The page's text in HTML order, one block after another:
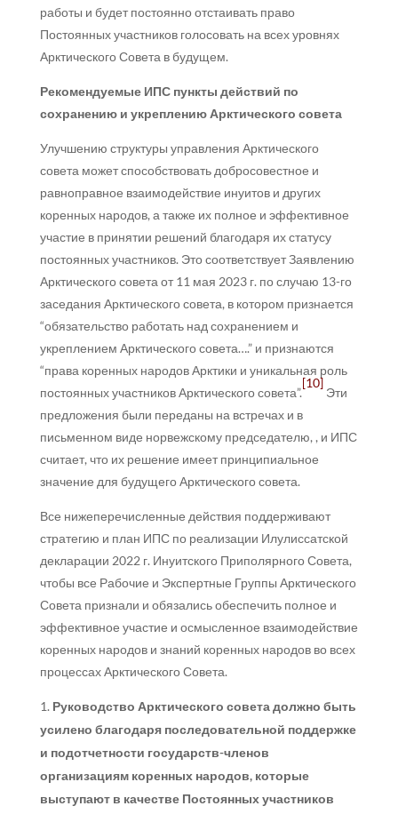
работы и будет постоянно отстаивать право
Постоянных участников голосовать на всех уровнях
Арктического Совета в будущем.
Рекомендуемые ИПС пункты действий по
сохранению и укреплению Арктического совета
Улучшению структуры управления Арктического
совета может способствовать добросовестное и
равноправное взаимодействие инуитов и других
коренных народов, а также их полное и эффективное
участие в принятии решений благодаря их статусу
постоянных участников. Это соответствует Заявлению
Арктического совета от 11 мая 2023 г. по случаю 13-го
заседания Арктического совета, в котором признается
“обязательство работать над сохранением и
укреплением Арктического совета….” и признаются
“права коренных народов Арктики и уникальная роль
постоянных участников Арктического совета”.
[10]
Эти
предложения были переданы на встречах и в
письменном виде норвежскому председателю, , и ИПС
считает, что их решение имеет принципиальное
значение для будущего Арктического совета.
Все нижеперечисленные действия поддерживают
стратегию и план ИПС по реализации Илулиссатской
декларации 2022 г. Инуитского Приполярного Совета,
чтобы все Рабочие и Экспертные Группы Арктического
Совета признали и обязались обеспечить полное и
эффективное участие и осмысленное взаимодействие
коренных народов и знаний коренных народов во всех
процессах Арктического Совета.
Руководство Арктического совета должно быть
усилено благодаря последовательной поддержке
и подотчетности государств-членов
организациям коренных народов, которые
выступают в качестве Постоянных участников